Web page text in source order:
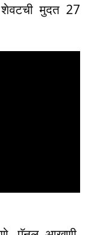
शेवटची मुदत 27